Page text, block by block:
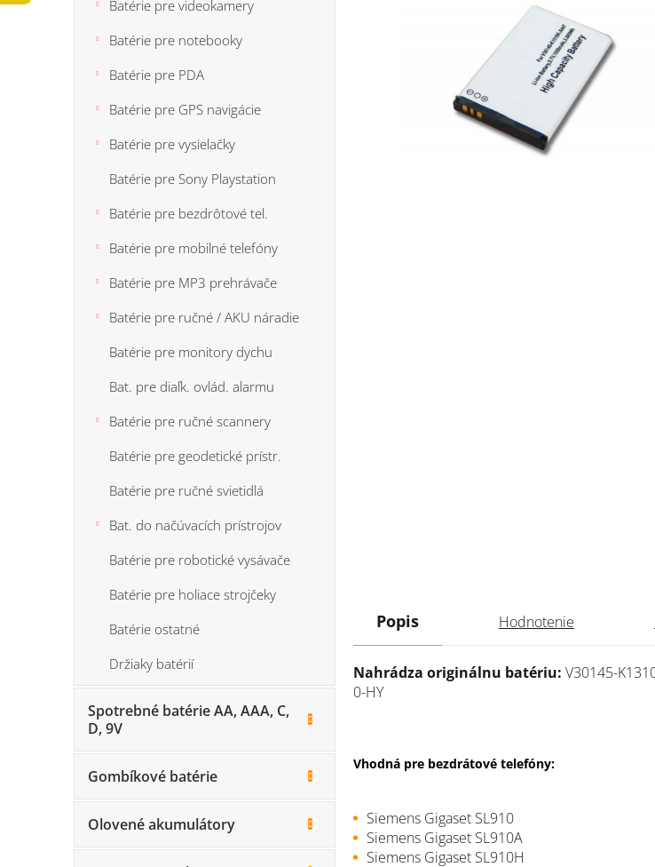
Batérie pre videokamery
Batérie pre notebooky
Batérie pre PDA
Batérie pre GPS navigácie
Batérie pre vysielačky
Batérie pre Sony Playstation
Batérie pre bezdrôtové tel.
Batérie pre mobilné telefóny
Batérie pre MP3 prehrávače
Batérie pre ručné / AKU náradie
Batérie pre monitory dychu
Bat. pre diaľk. ovlád. alarmu
Batérie pre ručné scannery
Batérie pre geodetické prístr.
Batérie pre ručné svietidlá
Bat. do načúvacích prístrojov
Batérie pre robotické vysávače
Batérie pre holiace strojčeky
Batérie ostatné
Držiaky batérií
Spotrebné batérie AA, AAA, C,
D, 9V
Gombíkové batérie
Olovené akumulátory
Popis Hodnotenie
Nahrádza originálnu batériu: V30145-
0-HY
Vhodná pre bezdrátové telefóny:
Siemens Gigaset SL910
Siemens Gigaset SL910A
Siemens Gigaset SL910H